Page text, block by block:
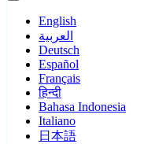
English
العربية
Deutsch
Español
Français
हिन्दी
Bahasa Indonesia
Italiano
日本語